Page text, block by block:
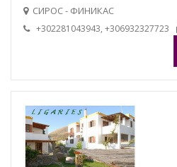
СИРОС - ФИНИКАС
+302281043943, +306932327723